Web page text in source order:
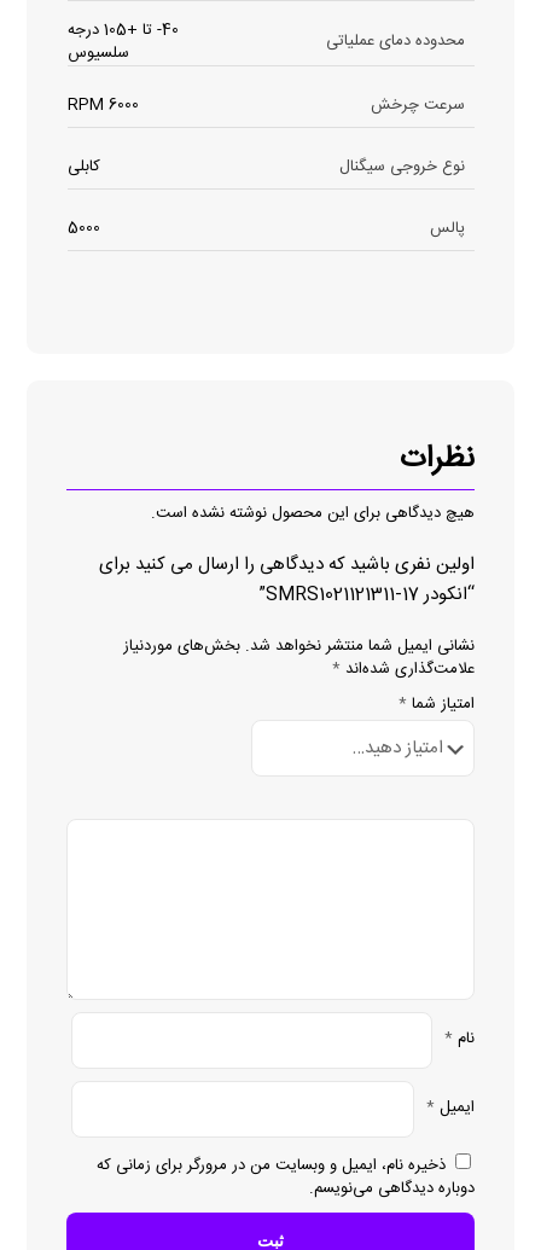
محدوده دمای عملیاتی
40- تا +105 درجه
سلسیوس
سرعت چرخش
6000 RPM
نوع خروجی سیگنال کابلی
پالس 5000
نظرات
هیچ دیدگاهی برای این محصول نوشته نشده است.
اولین نفری باشید که دیدگاهی را ارسال می کنید برای
“انکودر SMRS1021121311-17”
نشانی ایمیل شما منتشر نخواهد شد. بخش‌های موردنیاز
علامت‌گذاری شده‌اند *
امتیاز شما *
نام *
ایمیل *
ذخیره نام، ایمیل و وبسایت من در مرورگر برای زمانی که
دوباره دیدگاهی می‌نویسم.